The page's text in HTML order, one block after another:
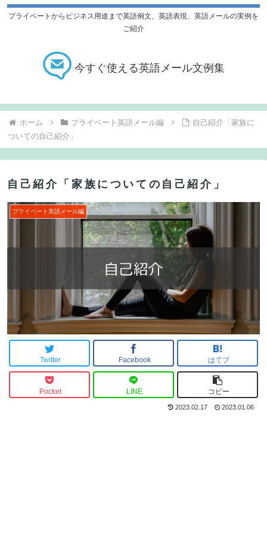
プライベートからビジネス用途まで英語例文、英語表現、英語メールの実例を
ご紹介
今すぐ使える英語メール文例集
ホーム プライベート英語メール編
自己紹介「家族に
ついての自己紹介」
自己紹介「家族についての自己紹介」
プライベート英語メール編
Twitter Facebook はてブ
Pocket LINE コピー
2023.02.17 2023.01.06